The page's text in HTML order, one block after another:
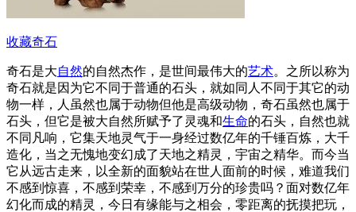
收藏奇石
奇石是大自然的自然杰作，是世间最伟大的艺术。之所以称为
奇石就是因为它不同于普通的石头，就如同人不同于其它的动
物一样，人虽然也属于动物但他是高级动物，奇石虽然也属于
石头，但它是被大自然所赋予了灵魂和生命的石头，自然也就
不同凡响，它集天地灵气于一身经过数亿年的千锤百炼，大千
造化，当之无愧地变幻成了天地之精灵，宇宙之精华。而今当
它从远古走来，以全新的面貌站在世人面前的时候，难道我们
不感到惊喜，不感到荣幸，不感到万分的珍贵吗？面对数亿年
幻化而成的精灵，今日有缘能与之相会，零距离的抚摸把玩，